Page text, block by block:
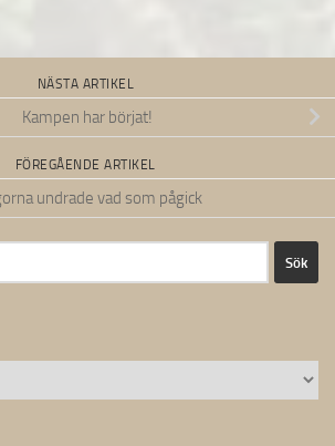
NÄSTA ARTIKEL
Kampen har börjat!
FÖREGÅENDE ARTIKEL
undrade vad som pågick